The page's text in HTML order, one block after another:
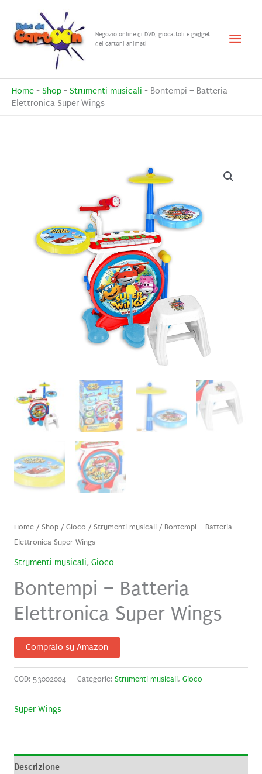
contenuto
Negozio online di DVD, giocattoli e gadget
dei cartoni animati
Menu
Home - Shop - Strumenti musicali - Bontempi – Batteria
Elettronica Super Wings
Home/ Shop/Gioco / Strumenti musicali/ Bontempi – Batteria
Elettronica Super Wings
Strumenti musicali, Gioco
Bontempi – Batteria
Elettronica Super Wings
Compralo su Amazon
COD: 53002004 Categorie: Strumenti musicali, Gioco
Super Wings
Descrizione